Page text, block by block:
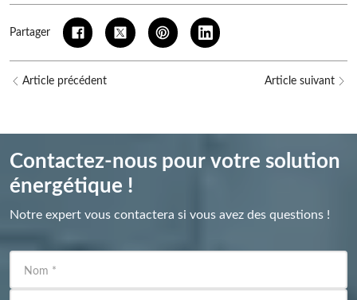
Partager
Article précédent Article suivant
Contactez-nous pour votre solution
énergétique !
Notre expert vous contactera si vous avez des questions !
Nom *